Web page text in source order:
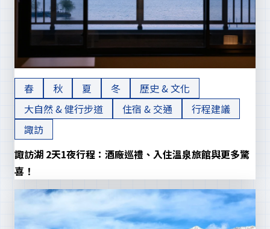
春 秋 夏 冬
歷史 & 文化
大自然 & 健行步道
住宿 & 交通
行程建議
諏訪
諏訪湖 2天1夜行程：酒廠巡禮、入住溫泉旅館與更多驚
喜！